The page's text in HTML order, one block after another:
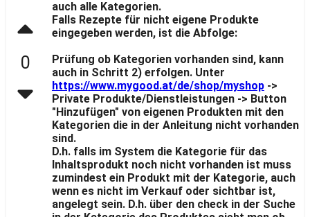
0
auch alle Kategorien.
Falls Rezepte für nicht eigene Produkte
eingegeben werden, ist die Abfolge:
Prüfung ob Kategorien vorhanden sind, kann
auch in Schritt 2) erfolgen. Unter
https://www.mygood.at/de/shop/myshop->
Private Produkte/Dienstleistungen -> Button
"Hinzufügen" von eigenen Produkten mit den
Kategorien die in der Anleitung nicht vorhanden
sind.
D.h. falls im System die Kategorie für das
Inhaltsprodukt noch nicht vorhanden ist muss
zumindest ein Produkt mit der Kategorie, auch
wenn es nicht im Verkauf oder sichtbar ist,
angelegt sein. D.h. über den check in der Suche